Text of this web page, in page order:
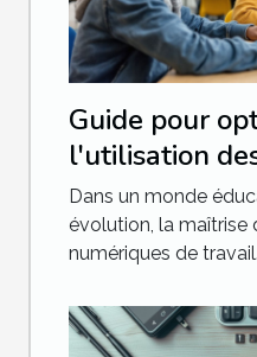
Guide pour
l'utilisation
numériques
éducation
Dans un monde
évolution, la maîtrise
numériques de